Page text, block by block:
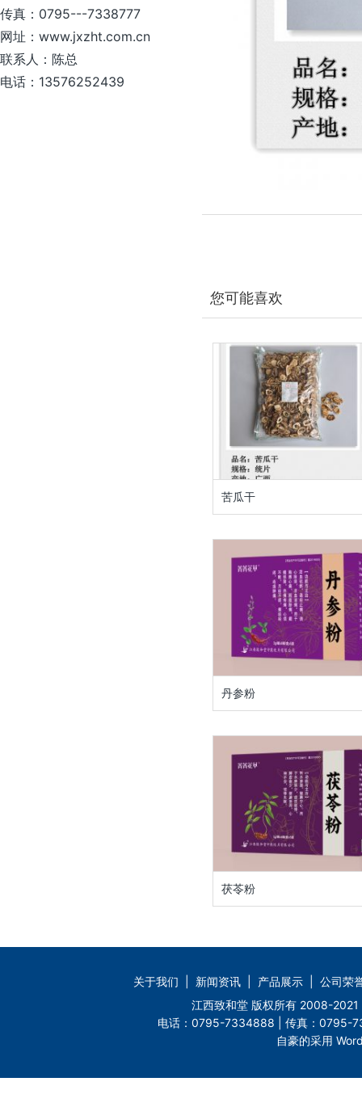
传真：0795---7338777
网址：www.jxzht.com.cn
联系人：陈总
电话：13576252439
您可能喜欢
苦瓜干
丹参粉
茯苓粉
关于我们 新闻资讯 产品展示
公司荣
江西致和堂 版权所有 2008-
电话：0795-7334888 | 传真：0795-
自豪的采用